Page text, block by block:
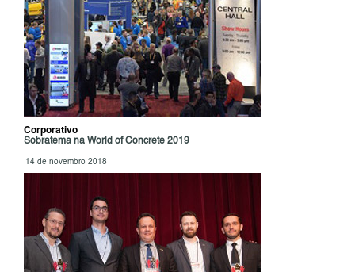
Corporativo
Sobratema na World of Concrete 2019
14 de novembro 2018